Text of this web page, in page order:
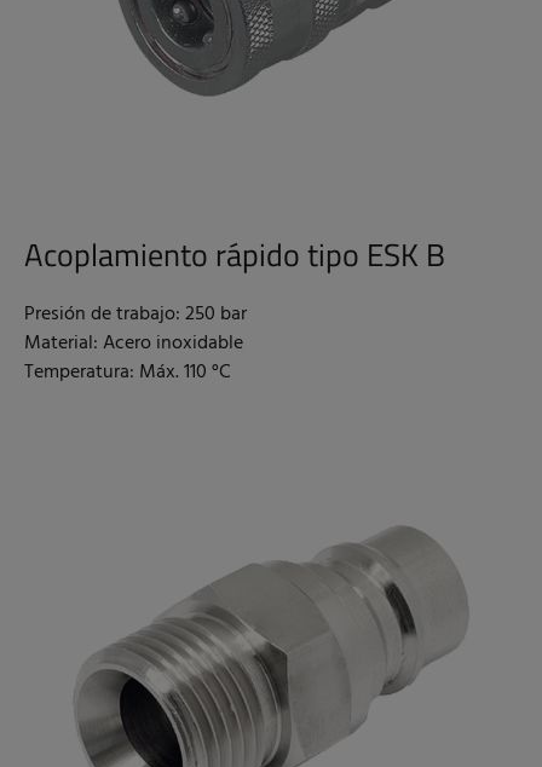
Acoplamiento rápido tipo ESK B
Presión de trabajo: 250 bar
Material: Acero inoxidable
Temperatura: Máx. 110 °C